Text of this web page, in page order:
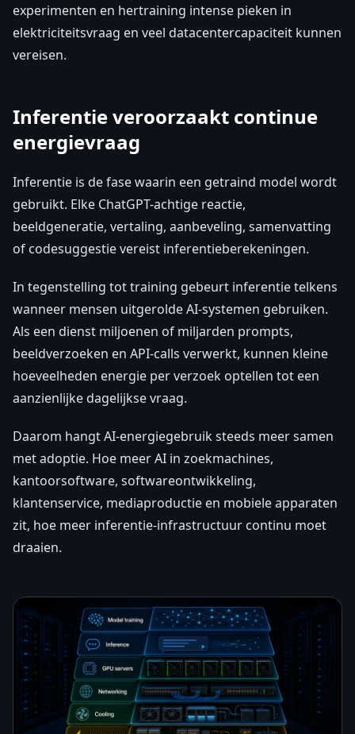
experimenten en hertraining intense pieken in
elektriciteitsvraag en veel datacentercapaciteit kunnen
vereisen.
Inferentie veroorzaakt continue
energievraag
Inferentie is de fase waarin een getraind model wordt
gebruikt. Elke ChatGPT-achtige reactie,
beeldgeneratie, vertaling, aanbeveling, samenvatting
of codesuggestie vereist inferentieberekeningen.
In tegenstelling tot training gebeurt inferentie telkens
wanneer mensen uitgerolde AI-systemen gebruiken.
Als een dienst miljoenen of miljarden prompts,
beeldverzoeken en API-calls verwerkt, kunnen kleine
hoeveelheden energie per verzoek optellen tot een
aanzienlijke dagelijkse vraag.
Daarom hangt AI-energiegebruik steeds meer samen
met adoptie. Hoe meer AI in zoekmachines,
kantoorsoftware, softwareontwikkeling,
klantenservice, mediaproductie en mobiele apparaten
zit, hoe meer inferentie-infrastructuur continu moet
draaien.